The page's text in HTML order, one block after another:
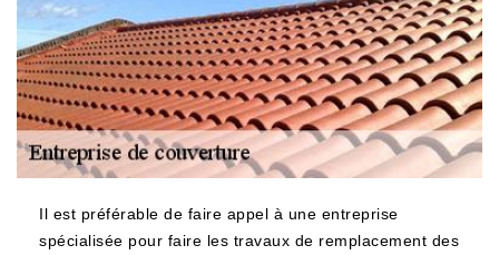
Il est préférable de faire appel à une entreprise
spécialisée pour faire les travaux de remplacement des